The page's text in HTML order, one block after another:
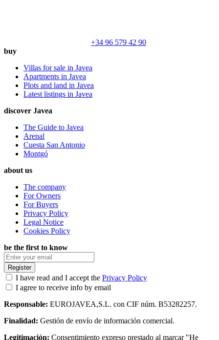
+34 96 579 42 90
buy
Villas for sale in Javea
Apartments in Javea
Plots and land in Javea
Latest listings in Javea
discover Javea
The Guide to Javea
Arenal
Cuesta San Antonio
Montgó
about us
The company
For Owners
For Buyers
Privacy Policy
Legal Notice
Cookies Policy
be the first to know
Register
I have read and I accept the Privacy Policy
I agree to receive info by email
Responsable: EUROJAVEA,S.L. con CIF núm. B53282257.
Finalidad: Gestión de envío de información comercial.
Legitimación: Consentimiento expreso prestado al marcar "He